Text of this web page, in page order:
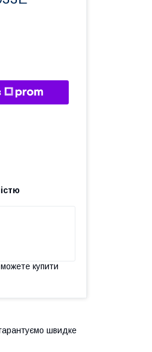
купити
швидке